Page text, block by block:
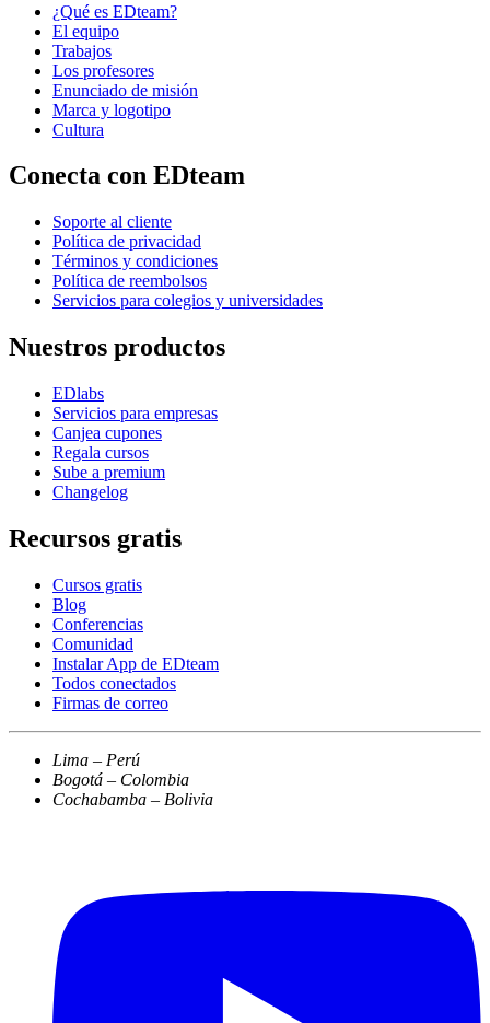
¿Qué es EDteam?
El equipo
Trabajos
Los profesores
Enunciado de misión
Marca y logotipo
Cultura
Conecta con EDteam
Soporte al cliente
Política de privacidad
Términos y condiciones
Política de reembolsos
Servicios para colegios y universidades
Nuestros productos
EDlabs
Servicios para empresas
Canjea cupones
Regala cursos
Sube a premium
Changelog
Recursos gratis
Cursos gratis
Blog
Conferencias
Comunidad
Instalar App de EDteam
Todos conectados
Firmas de correo
Lima – Perú
Bogotá – Colombia
Cochabamba – Bolivia